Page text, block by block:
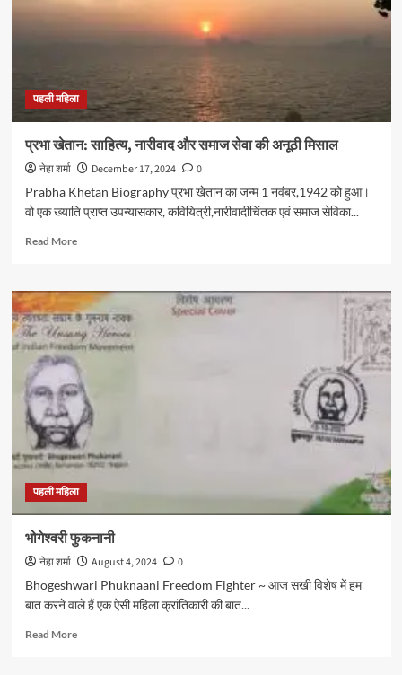
पहली महिला
प्रभा खेतान: साहित्य, नारीवाद और समाज सेवा की अनूठी मिसाल
नेहा शर्मा December 17, 2024
0
Prabha Khetan Biography प्रभा खेतान का जन्म 1 नवंबर,1942 को हुआ।
वो एक ख्याति प्राप्त उपन्यासकार, कवियित्री,नारीवादीचिंतक एवं समाज सेविका...
Read MoreRead
प्रभा
खेतान:
साहित्य,
नारीवाद
समाज
सेवा
की
अनूठी
मिसाल
पहली महिला
भोगेश्वरी फुकनानी
नेहा शर्मा August 4, 2024
0
Bhogeshwari Phuknaani Freedom Fighter ~ आज सखी विशेष में हम
बात करने वाले हैं एक ऐसी महिला क्रांतिकारी की बात...
Read MoreRead